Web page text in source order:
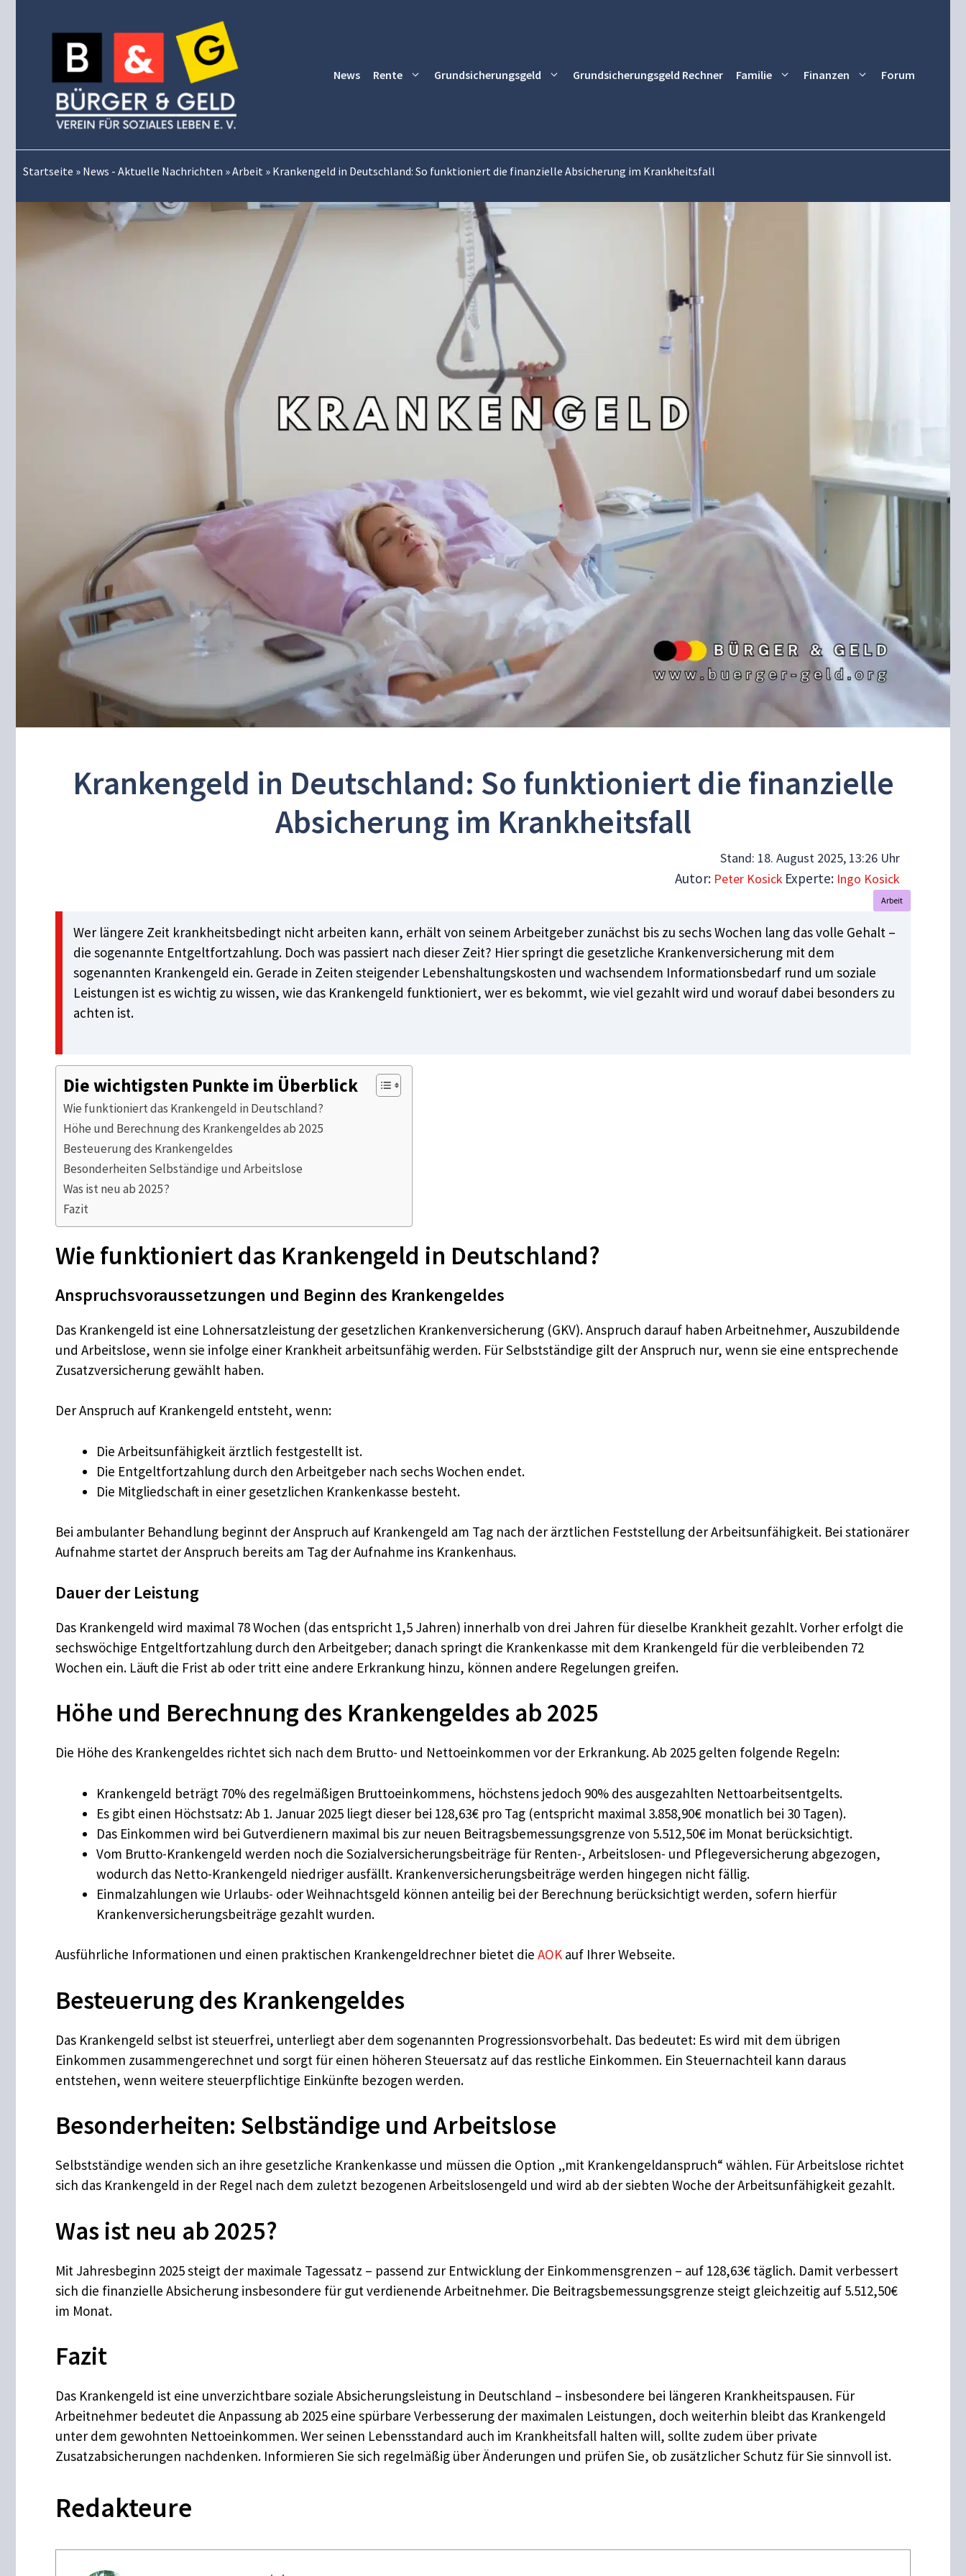
News Rente Grundsicherungsgeld Grundsicherungsgeld Rechner Familie Finanzen Forum
Startseite » News - Aktuelle Nachrichten »Arbeit » Krankengeld in Deutschland: So funktioniert die finanzielle Absicherung im Krankheitsfall
Krankengeld in Deutschland: So funktioniert die finanzielle
Absicherung im Krankheitsfall
Stand: 18. August 2025, 13:26 Uhr
Autor: Peter Kosick Experte: Ingo Kosick
Arbeit
Wer längere Zeit krankheitsbedingt nicht arbeiten kann, erhält von seinem Arbeitgeber zunächst bis zu sechs Wochen lang das volle Gehalt –
die sogenannte Entgeltfortzahlung. Doch was passiert nach dieser Zeit? Hier springt die gesetzliche Krankenversicherung mit dem
sogenannten Krankengeld ein. Gerade in Zeiten steigender Lebenshaltungskosten und wachsendem Informationsbedarf rund um soziale
Leistungen ist es wichtig zu wissen, wie das Krankengeld funktioniert, wer es bekommt, wie viel gezahlt wird und worauf dabei besonders zu
achten ist.
Die wichtigsten Punkte im Überblick
Wie funktioniert das Krankengeld in Deutschland?
Höhe und Berechnung des Krankengeldes ab 2025
Besteuerung des Krankengeldes
Besonderheiten Selbständige und Arbeitslose
Was ist neu ab 2025?
Fazit
Wie funktioniert das Krankengeld in Deutschland?
Anspruchsvoraussetzungen und Beginn des Krankengeldes
Das Krankengeld ist eine Lohnersatzleistung der gesetzlichen Krankenversicherung (GKV). Anspruch darauf haben Arbeitnehmer, Auszubildende
und Arbeitslose, wenn sie infolge einer Krankheit arbeitsunfähig werden. Für Selbstständige gilt der Anspruch nur, wenn sie eine entsprechende
Zusatzversicherung gewählt haben.
Der Anspruch auf Krankengeld entsteht, wenn:
Die Arbeitsunfähigkeit ärztlich festgestellt ist.
Die Entgeltfortzahlung durch den Arbeitgeber nach sechs Wochen endet.
Die Mitgliedschaft in einer gesetzlichen Krankenkasse besteht.
Bei ambulanter Behandlung beginnt der Anspruch auf Krankengeld am Tag nach der ärztlichen Feststellung der Arbeitsunfähigkeit. Bei stationärer
Aufnahme startet der Anspruch bereits am Tag der Aufnahme ins Krankenhaus.
Dauer der Leistung
Das Krankengeld wird maximal 78 Wochen (das entspricht 1,5 Jahren) innerhalb von drei Jahren für dieselbe Krankheit gezahlt. Vorher erfolgt die
sechswöchige Entgeltfortzahlung durch den Arbeitgeber; danach springt die Krankenkasse mit dem Krankengeld für die verbleibenden 72
Wochen ein. Läuft die Frist ab oder tritt eine andere Erkrankung hinzu, können andere Regelungen greifen.
Höhe und Berechnung des Krankengeldes ab 2025
Die Höhe des Krankengeldes richtet sich nach dem Brutto- und Nettoeinkommen vor der Erkrankung. Ab 2025 gelten folgende Regeln:
Krankengeld beträgt 70% des regelmäßigen Bruttoeinkommens, höchstens jedoch 90% des ausgezahlten Nettoarbeitsentgelts.
Es gibt einen Höchstsatz: Ab 1. Januar 2025 liegt dieser bei 128,63€ pro Tag (entspricht maximal 3.858,90€ monatlich bei 30 Tagen).
Das Einkommen wird bei Gutverdienern maximal bis zur neuen Beitragsbemessungsgrenze von 5.512,50€ im Monat berücksichtigt.
Vom Brutto-Krankengeld werden noch die Sozialversicherungsbeiträge für Renten-, Arbeitslosen- und Pflegeversicherung abgezogen,
wodurch das Netto-Krankengeld niedriger ausfällt. Krankenversicherungsbeiträge werden hingegen nicht fällig.
Einmalzahlungen wie Urlaubs- oder Weihnachtsgeld können anteilig bei der Berechnung berücksichtigt werden, sofern hierfür
Krankenversicherungsbeiträge gezahlt wurden.
Ausführliche Informationen und einen praktischen Krankengeldrechner bietet die AOK auf Ihrer Webseite.
Besteuerung des Krankengeldes
Das Krankengeld selbst ist steuerfrei, unterliegt aber dem sogenannten Progressionsvorbehalt. Das bedeutet: Es wird mit dem übrigen
Einkommen zusammengerechnet und sorgt für einen höheren Steuersatz auf das restliche Einkommen. Ein Steuernachteil kann daraus
entstehen, wenn weitere steuerpflichtige Einkünfte bezogen werden.
Besonderheiten: Selbständige und Arbeitslose
Selbstständige wenden sich an ihre gesetzliche Krankenkasse und müssen die Option „mit Krankengeldanspruch“ wählen. Für Arbeitslose richtet
sich das Krankengeld in der Regel nach dem zuletzt bezogenen Arbeitslosengeld und wird ab der siebten Woche der Arbeitsunfähigkeit gezahlt.
Was ist neu ab 2025?
Mit Jahresbeginn 2025 steigt der maximale Tagessatz – passend zur Entwicklung der Einkommensgrenzen – auf 128,63€ täglich. Damit verbessert
sich die finanzielle Absicherung insbesondere für gut verdienende Arbeitnehmer. Die Beitragsbemessungsgrenze steigt gleichzeitig auf 5.512,50€
im Monat.
Fazit
Das Krankengeld ist eine unverzichtbare soziale Absicherungsleistung in Deutschland – insbesondere bei längeren Krankheitspausen. Für
Arbeitnehmer bedeutet die Anpassung ab 2025 eine spürbare Verbesserung der maximalen Leistungen, doch weiterhin bleibt das Krankengeld
unter dem gewohnten Nettoeinkommen. Wer seinen Lebensstandard auch im Krankheitsfall halten will, sollte zudem über private
Zusatzabsicherungen nachdenken. Informieren Sie sich regelmäßig über Änderungen und prüfen Sie, ob zusätzlicher Schutz für Sie sinnvoll ist.
Redakteure